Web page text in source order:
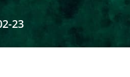
23